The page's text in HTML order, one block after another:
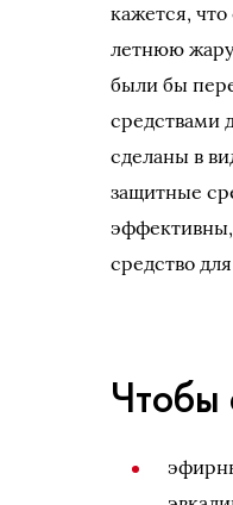
кажется,
летнюю
были бы
средствами
сделаны в
защитные
эффективны,
средство
Чтобы